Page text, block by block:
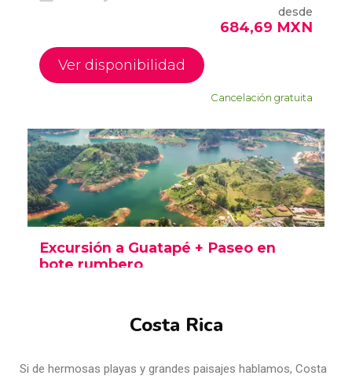
Costa Rica
Si de hermosas playas y grandes paisajes hablamos, Costa